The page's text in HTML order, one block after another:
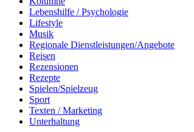
Lebenshilfe / Psychologie
Lifestyle
Musik
Regionale Dienstleistungen/Angebote
Reisen
Rezensionen
Rezepte
Spielen/Spielzeug
Sport
Texten / Marketing
Unterhaltung